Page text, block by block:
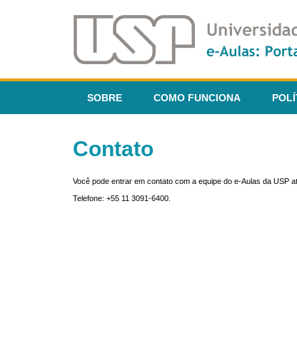
SOBRE COMO FUNCIONA
Contato
Você pode entrar em contato com a equipe do e-Aulas da USP
Telefone: +55 11 3091-6400.